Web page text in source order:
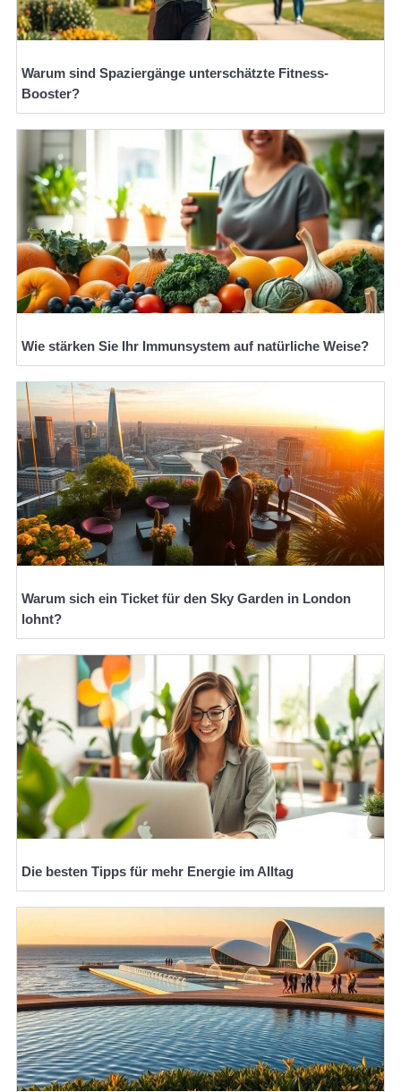
Warum sind Spaziergänge unterschätzte Fitness-
Booster?
Wie stärken Sie Ihr Immunsystem auf natürliche Weise?
Warum sich ein Ticket für den Sky Garden in London
lohnt?
Die besten Tipps für mehr Energie im Alltag